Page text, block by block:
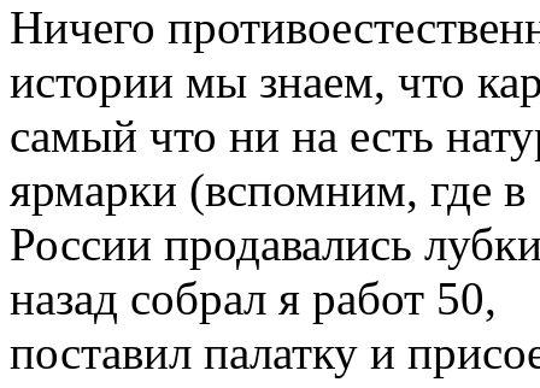
Ничего
истории мы знаем, что
самый что ни на есть
ярмарки (вспомним, где в
России продавались
назад собрал я работ 50,
поставил палатку и